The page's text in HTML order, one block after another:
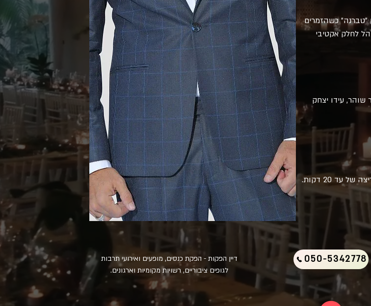
״טברנה״ כשהזמרים
לחלק אקטיבי
שוהר, עידו יצחק
עד 20 דקות.
050-5342778
דיין הפקות - הפקת כנסים, מופעים ואירועי תרבות
לגופים ציבוריים, רשויות מקומיות וארגונים.